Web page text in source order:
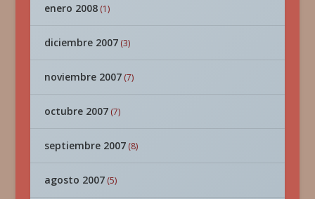
enero 2008(1)
diciembre 2007(3)
noviembre 2007(7)
octubre 2007(7)
septiembre 2007(8)
agosto 2007(5)